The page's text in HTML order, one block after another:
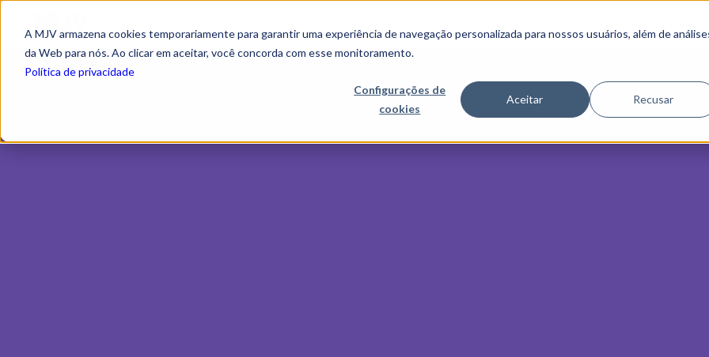
A MJV armazena cookies temporariamente para garantir uma experiência de navegação personalizada para nossos usuários, além de
da Web para nós. Ao clicar em aceitar, você concorda com esse monitoramento.
Política de privacidade
Configurações de
cookies
Aceitar Recusar